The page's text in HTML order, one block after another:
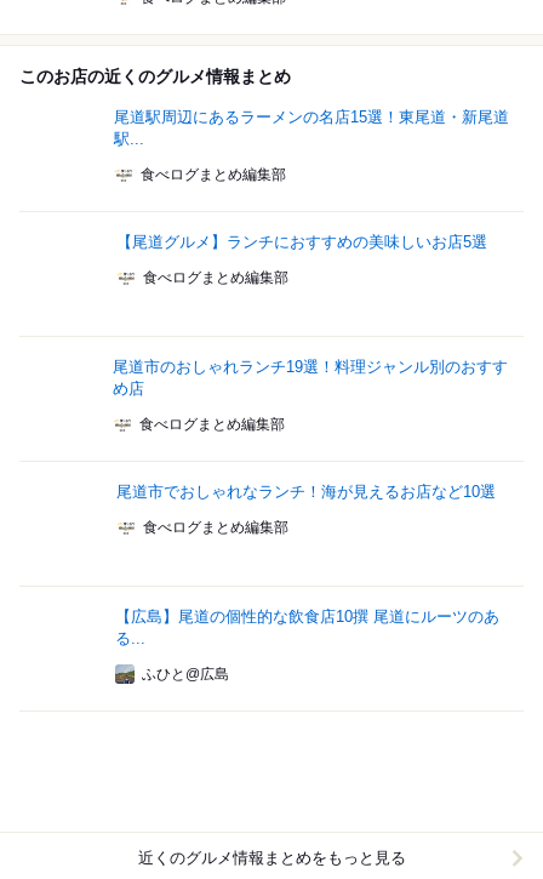
このお店の近くのグルメ情報まとめ
尾道駅周辺にあるラーメンの名店15選！東尾道・新尾道
駅...
食べログまとめ編集部
【尾道グルメ】ランチにおすすめの美味しいお店5選
食べログまとめ編集部
尾道市のおしゃれランチ19選！料理ジャンル別のおすす
め店
食べログまとめ編集部
尾道市でおしゃれなランチ！海が見えるお店など10選
食べログまとめ編集部
【広島】尾道の個性的な飲食店10撰 尾道にルーツのあ
る...
ふひと@広島
近くのグルメ情報まとめをもっと見る